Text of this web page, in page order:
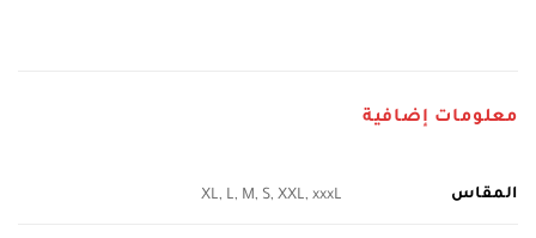
معلومات إضافية
المقاس XL, L, M, S, XXL, xxxL